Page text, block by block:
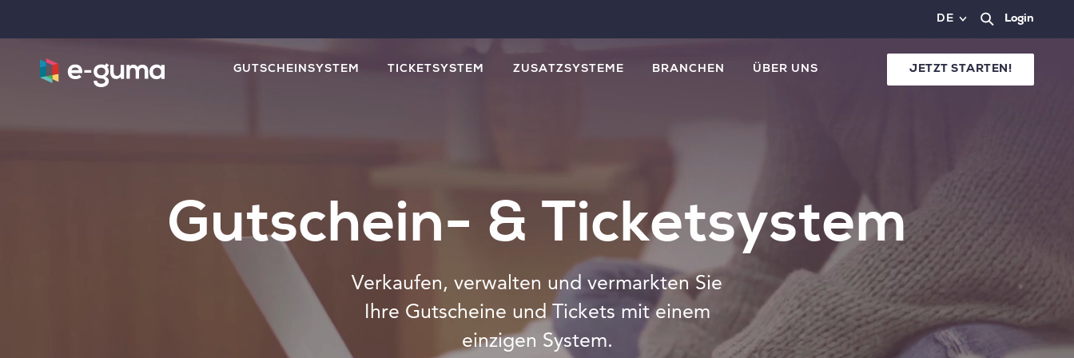
DE Login
GUTSCHEINSYSTEM TICKETSYSTEM ZUSATZSYSTEME BRANCHEN ÜBER UNS JETZT STARTEN!
Gutschein- & Ticketsystem
Verkaufen, verwalten und vermarkten Sie
Ihre Gutscheine und Tickets mit einem
einzigen System.